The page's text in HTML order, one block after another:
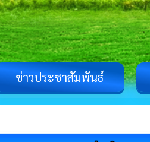
ข่าวประชาสัมพันธ์